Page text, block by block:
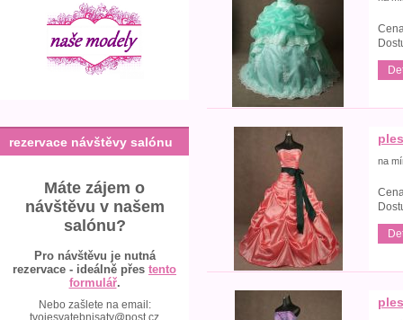
rezervace návštěvy salónu
Máte zájem o
návštěvu v našem
salónu?
Pro návštěvu je nutná
rezervace - ideálně přes tento
formulář.
Nebo zašlete na email:
tvojesvatebnisaty@post.cz
na